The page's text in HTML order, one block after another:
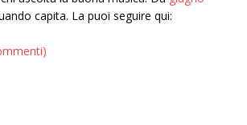
capita. La puoi seguire qui: